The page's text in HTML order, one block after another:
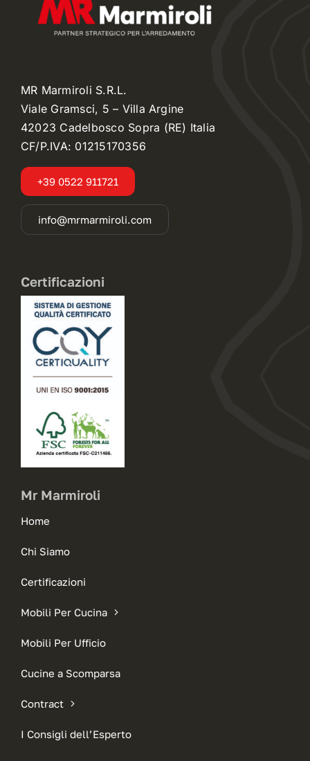
MR Marmiroli S.R.L.
Viale Gramsci, 5 – Villa Argine
42023 Cadelbosco Sopra (RE) Italia
CF/P.IVA: 01215170356
+39 0522 911721
info@mrmarmiroli.com
Certificazioni
Mr Marmiroli
Home
Chi Siamo
Certificazioni
Mobili Per Cucina
Mobili Per Ufficio
Cucine a Scomparsa
Contract
I Consigli dell’Esperto